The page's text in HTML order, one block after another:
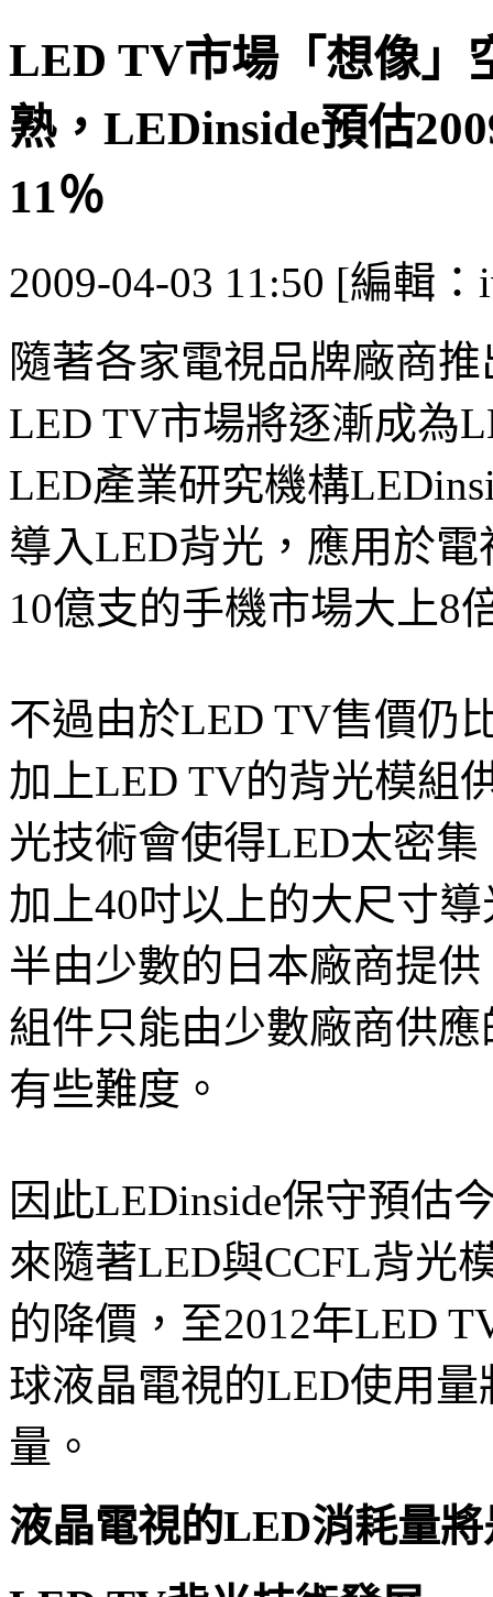
LED TV市場「想像」
熟，LEDinside預估
11％
2009-04-03 11:50 [編輯：
隨著各家電視品牌廠商
LED TV市場將逐漸成為
LED產業研究機構
導入LED背光，應用於
10億支的手機市場大上8
不過由於LED TV售價仍
加上LED TV的背光模組
光技術會使得LED太密
加上40吋以上的大尺寸
半由少數的日本廠商提
組件只能由少數廠商供
有些難度。
因此LEDinside保守預估
來隨著LED與CCFL背光
的降價，至2012年LED
球液晶電視的LED使用
量。
液晶電視的LED消耗量